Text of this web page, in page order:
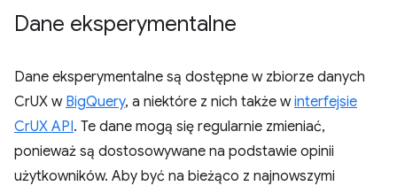
Dane eksperymentalne
Dane eksperymentalne są dostępne w zbiorze danych
CrUX w BigQuery, a niektóre z nich także winterfejsie
CrUX API. Te dane mogą się regularnie zmieniać,
ponieważ są dostosowywane na podstawie opinii
użytkowników. Aby być na bieżąco z najnowszymi